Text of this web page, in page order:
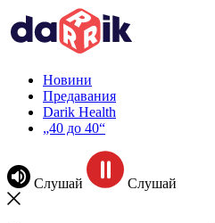
Новини
Предавания
Darik Health
„40 до 40“
Слушай Слушай